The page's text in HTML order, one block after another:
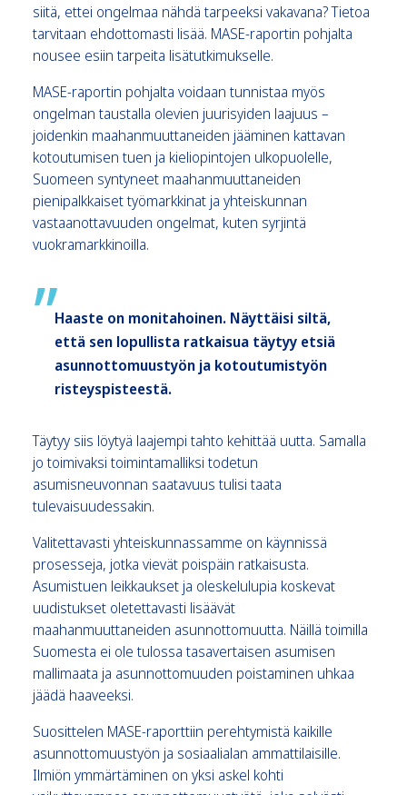
siitä, ettei ongelmaa nähdä tarpeeksi vakavana? Tietoa
tarvitaan ehdottomasti lisää. MASE-raportin pohjalta
nousee esiin tarpeita lisätutkimukselle.
MASE-raportin pohjalta voidaan tunnistaa myös
ongelman taustalla olevien juurisyiden laajuus –
joidenkin maahanmuuttaneiden jääminen kattavan
kotoutumisen tuen ja kieliopintojen ulkopuolelle,
Suomeen syntyneet maahanmuuttaneiden
pienipalkkaiset työmarkkinat ja yhteiskunnan
vastaanottavuuden ongelmat, kuten syrjintä
vuokramarkkinoilla.
Haaste on monitahoinen. Näyttäisi siltä,
että sen lopullista ratkaisua täytyy etsiä
asunnottomuustyön ja kotoutumistyön
risteyspisteestä.
Täytyy siis löytyä laajempi tahto kehittää uutta. Samalla
jo toimivaksi toimintamalliksi todetun
asumisneuvonnan saatavuus tulisi taata
tulevaisuudessakin.
Valitettavasti yhteiskunnassamme on käynnissä
prosesseja, jotka vievät poispäin ratkaisusta.
Asumistuen leikkaukset ja oleskelulupia koskevat
uudistukset oletettavasti lisäävät
maahanmuuttaneiden asunnottomuutta. Näillä toimilla
Suomesta ei ole tulossa tasavertaisen asumisen
mallimaata ja asunnottomuuden poistaminen uhkaa
jäädä haaveeksi.
Suosittelen MASE-raporttiin perehtymistä kaikille
asunnottomuustyön ja sosiaalialan ammattilaisille.
Ilmiön ymmärtäminen on yksi askel kohti